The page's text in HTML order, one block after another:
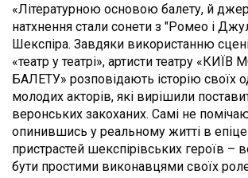
«Літературною основою балету, й
натхнення стали сонети з "Ромео і
Шекспіра. Завдяки використанню
«театр у театрі», артисти театру
БАЛЕТУ» розповідають історію своїх
молодих акторів, які вирішили
веронських закоханих. Самі не
опинившись у реальному житті в
пристрастей шекспірівських героїв –
бути простими виконавцями своїх